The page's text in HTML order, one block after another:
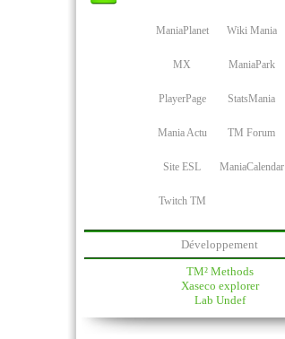
ManiaPlanet Wiki Mania
MX ManiaPark
PlayerPage StatsMania
Mania Actu TM Forum
Site ESL ManiaCalendar
Twitch TM
Développement
TM² Methods
Xaseco explorer
Lab Undef